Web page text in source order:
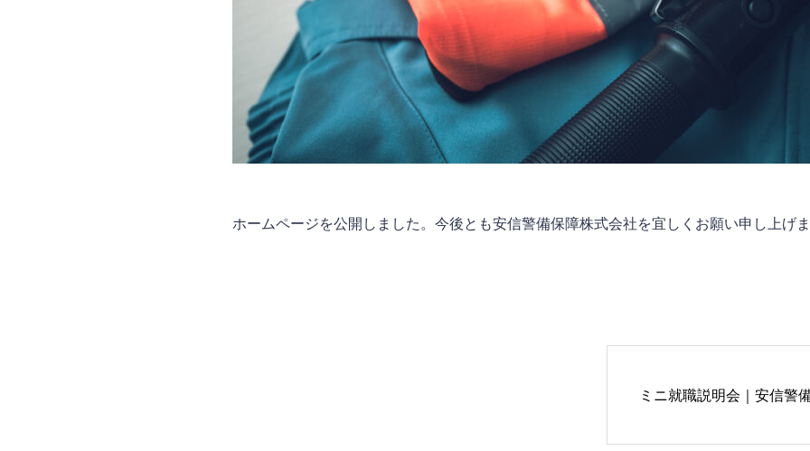
ホームページを公開しました。今後とも安信警備保障株式会社を宜しくお願い申し上げ
ミニ就職説明会｜安信警